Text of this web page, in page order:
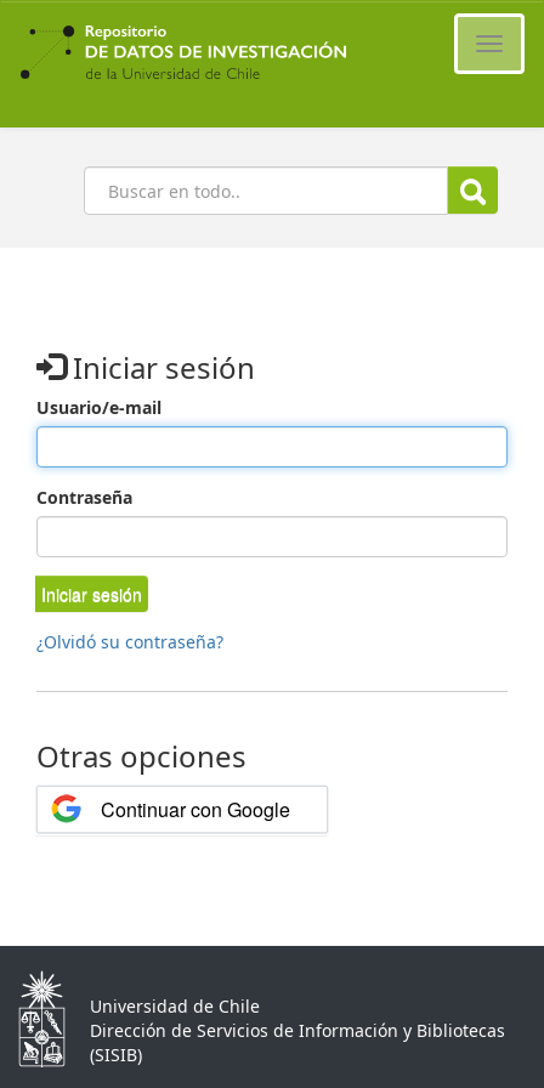
Ir
contenido
principal
Buscar
Iniciar sesión
Usuario/e-mail
Contraseña
Iniciar sesión
¿Olvidó su contraseña?
Otras opciones
Continuar con Google
Universidad de Chile
Dirección de Servicios de Información y Bibliotecas
(SISIB)